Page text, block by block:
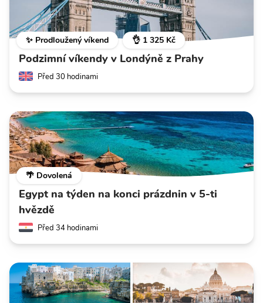
✨ Prodloužený víkend 👌 1 325 Kč
Podzimní víkendy v Londýně z Prahy
Před 30 hodinami
🌴 Dovolená
Egypt na týden na konci prázdnin v 5-ti
hvězdě
Před 34 hodinami